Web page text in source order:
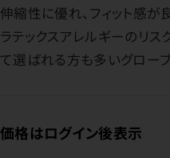
伸縮性に優れ、フィット感が
ラテックスアレルギーのリ
て選ばれる方も多いグローブ
価格はログイン後表示